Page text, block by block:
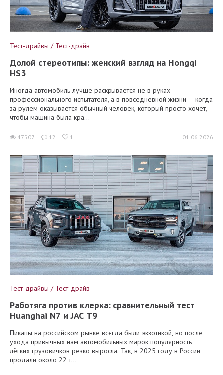
Тест-драйвы / Тест-драйв
Долой стереотипы: женский взгляд на Hongqi
HS3
Иногда автомобиль лучше раскрывается не в руках
профессионального испытателя, а в повседневной жизни – когда
за рулём оказывается обычный человек, который просто хочет,
чтобы машина была кра...
47507 12 1 01.06.2026
Тест-драйвы / Тест-драйв
Работяга против клерка: сравнительный тест
Huanghai N7 и JAC T9
Пикапы на российском рынке всегда были экзотикой, но после
ухода привычных нам автомобильных марок популярность
лёгких грузовичков резко выросла. Так, в 2025 году в России
продали около 22 т...